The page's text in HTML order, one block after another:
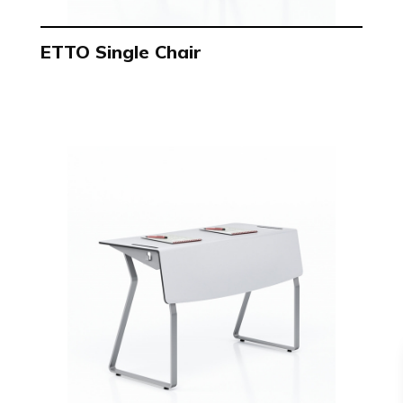
ETTO Single Chair